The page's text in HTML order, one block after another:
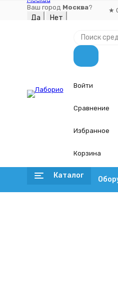
Ваш город Москва? ★
Войти
Сравнение
Избранное
Корзина
Каталог